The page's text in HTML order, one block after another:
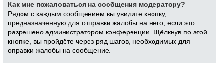
Как мне пожаловаться на сообщения модератору?
Рядом с каждым сообщением вы увидите кнопку,
предназначенную для отправки жалобы на него, если это
разрешено администратором конференции. Щёлкнув по этой
кнопке, вы пройдёте через ряд шагов, необходимых для
оправки жалобы на сообщение.